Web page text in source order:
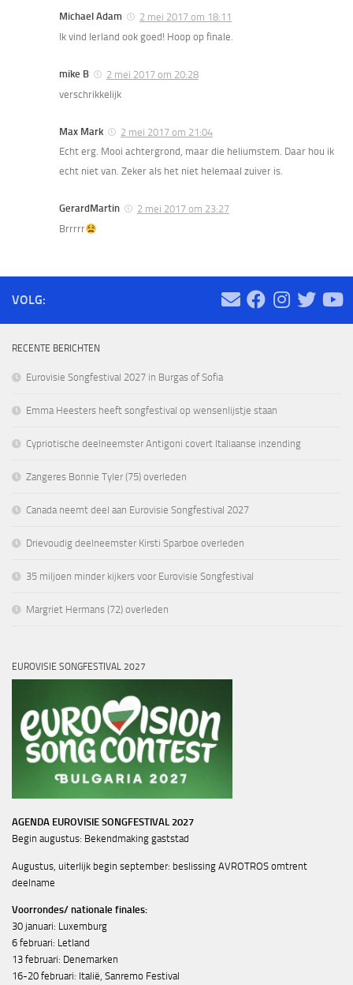
Michael Adam
2 mei 2017 om 18:11
Ik vind Ierland ook goed! Hoop op finale.
mike B
2 mei 2017 om 20:28
verschrikkelijk
Max Mark
2 mei 2017 om 21:04
Echt erg. Mooi achtergrond, maar die heliumstem. Daar hou ik
echt niet van. Zeker als het niet helemaal zuiver is.
GerardMartin
2 mei 2017 om 23:27
Brrrrr
VOLG:
RECENTE BERICHTEN
Eurovisie Songfestival 2027 in Burgas of Sofia
Emma Heesters heeft songfestival op wensenlijstje staan
Cypriotische deelneemster Antigoni covert Italiaanse inzending
Zangeres Bonnie Tyler (75) overleden
Canada neemt deel aan Eurovisie Songfestival 2027
Drievoudig deelneemster Kirsti Sparboe overleden
35 miljoen minder kijkers voor Eurovisie Songfestival
Margriet Hermans (72) overleden
EUROVISIE SONGFESTIVAL 2027
AGENDA EUROVISIE SONGFESTIVAL 2027
Begin augustus: Bekendmaking gaststad
Augustus, uiterlijk begin september: beslissing AVROTROS omtrent
deelname
Voorrondes/ nationale finales:
30 januari: Luxemburg
6 februari: Letland
13 februari: Denemarken
16-20 februari: Italië, Sanremo Festival